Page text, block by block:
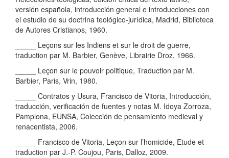
versión española, introducción general e introducciones con
el estudio de su doctrina teológico-jurídica, Madrid, Biblioteca
de Autores Cristianos, 1960.
_____ Leçons sur les Indiens et sur le droit de guerre,
traduction par M. Barbier, Genève, Librairie Droz, 1966.
_____ Leçon sur le pouvoir politique, Traduction par M.
Barbier, Paris, Vrin, 1980.
_____ Contratos y Usura, Francisco de Vitoria, Introducción,
traducción, verificación de fuentes y notas M. Idoya Zorroza,
Pamplona, EUNSA, Colección de pensamiento medieval y
renacentista, 2006.
_____ Francisco de Vitoria, Leçon sur l’homicide, Etude et
traduction par J.-P. Coujou, Paris, Dalloz, 2009.